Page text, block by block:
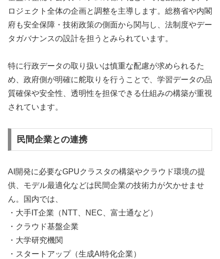
ロジェクト全体の企画と調整を主導します。総務省や内閣
府も安全保障・技術政策の側面から関与し、法制度やデー
タガバナンスの設計を担うとみられています。
特に行政データの取り扱いは慎重な配慮が求められるた
め、政府側が明確に舵取りを行うことで、学習データの品
質確保や安全性、透明性を担保できる仕組みの構築が重視
されています。
民間企業との連携
AI開発に必要なGPUクラスタの構築やクラウド環境の提
供、モデル最適化などは民間企業の技術力が欠かせませ
ん。国内では、
・大手IT企業（NTT、NEC、富士通など）
・クラウド基盤企業
・大学研究機関
・スタートアップ（生成AI特化企業）